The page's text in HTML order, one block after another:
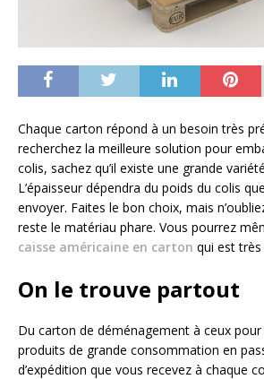
Chaque carton répond à un besoin très
recherchez la meilleure solution pour
colis, sachez qu’il existe une grande
L’épaisseur dépendra du poids du colis
envoyer. Faites le bon choix, mais
reste le matériau phare. Vous pourrez
caisse américaine en carton qui est
On le trouve partout
Du carton de déménagement à ceux
produits de grande consommation en
d’expédition que vous recevez à chaque